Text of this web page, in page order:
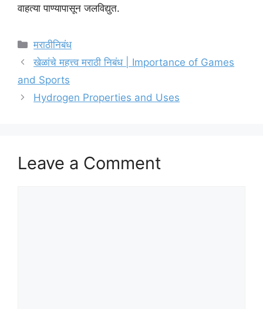
वाहत्या पाण्यापासून जलविद्युत.
Categories
मराठीनिबंध
खेळांचे महत्त्व मराठी निबंध | Importance of Games
and Sports
Hydrogen Properties and Uses
Leave a Comment